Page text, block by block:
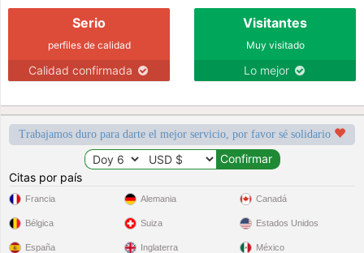
Serio
perfiles de calidad
Calidad confirmada
Visitantes
Muy visitado
Lo mejor
Trabajamos duro para darte el mejor servicio, por favor sé solidario
Citas por país
Francia
Bélgica
España
Alemania
Suiza
Inglaterra
Canadá
Estados Unidos
México